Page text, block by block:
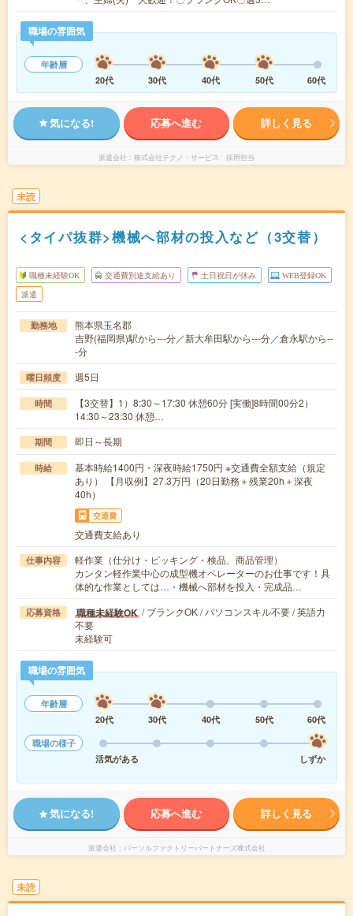
職場の雰囲気
年齢層
20代
30代 40代 50代 60代
気になる! 応募へ進む 詳しく見る
派遣会社 株式会社テクノ・サービス 採用担当
未読
<タイパ抜群>機械へ部材の投入など（3交替）
職種未経験OK 交通費別途支給あり 土日祝日が休み WEB登録OK
派遣
勤務地
熊本県玉名郡
吉野(福岡県)駅から---分／新大牟田駅から---分／倉永駅から--
-分
曜日頻度 週5日
時間
【3交替】1）8:30～17:30 休憩60分 [実働]8時間00分2）
14:30～23:30 休憩…
期間 即日～長期
時給
基本時給1400円・深夜時給1750円 ※交通費全額支給（規定
あり） 【月収例】27.3万円（20日勤務＋残業20h＋深夜
40h）
交通費
交通費支給あり
仕事内容
軽作業（仕分け・ピッキング・検品、商品管理）
カンタン軽作業中心の成型機オペレーターのお仕事です！具
体的な作業としては…・機械へ部材を投入・完成品…
応募資格 職種未経験OK / ブランクOK / パソコンスキル不要 / 英語力
不要
未経験可
職場の雰囲気
年齢層
20代
30代 40代 50代
60代
職場の様子
活気がある
しずか
気になる! 応募へ進む 詳しく見る
派遣会社 パーソルファクトリーパートナーズ株式会社
未読